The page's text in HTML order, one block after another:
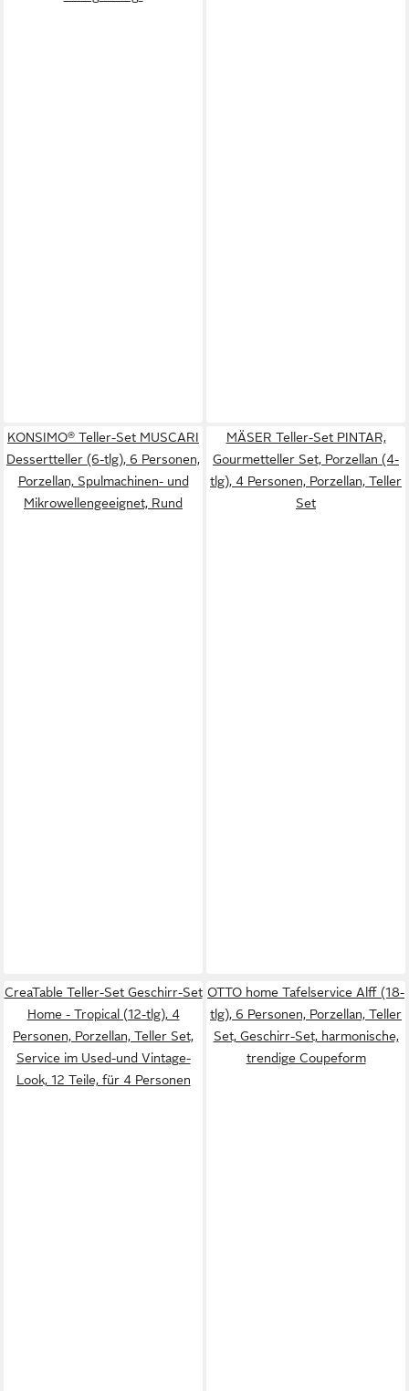
KONSIMO® Teller-Set MUSCARI
Dessertteller (6-tlg), 6 Personen,
Porzellan, Spulmachinen- und
Mikrowellengeeignet, Rund
MÄSER Teller-Set PINTAR,
Gourmetteller Set, Porzellan (4-
tlg), 4 Personen, Porzellan, Teller
Set
CreaTable Teller-Set Geschirr-Set
Home - Tropical (12-tlg), 4
Personen, Porzellan, Teller Set,
Service im Used-und Vintage-
Look, 12 Teile, für 4 Personen
OTTO home Tafelservice Alff (18-
tlg), 6 Personen, Porzellan, Teller
Set, Geschirr-Set, harmonische,
trendige Coupeform